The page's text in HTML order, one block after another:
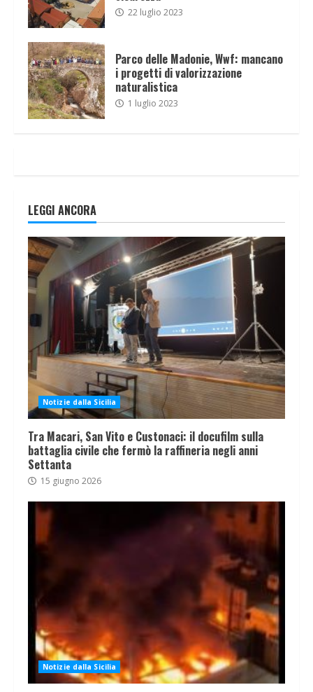
22 luglio 2023
Parco delle Madonie, Wwf: mancano
i progetti di valorizzazione
naturalistica
1 luglio 2023
LEGGI ANCORA
Notizie dalla Sicilia
Tra Macari, San Vito e Custonaci: il docufilm sulla
battaglia civile che fermò la raffineria negli anni
Settanta
15 giugno 2026
Notizie dalla Sicilia